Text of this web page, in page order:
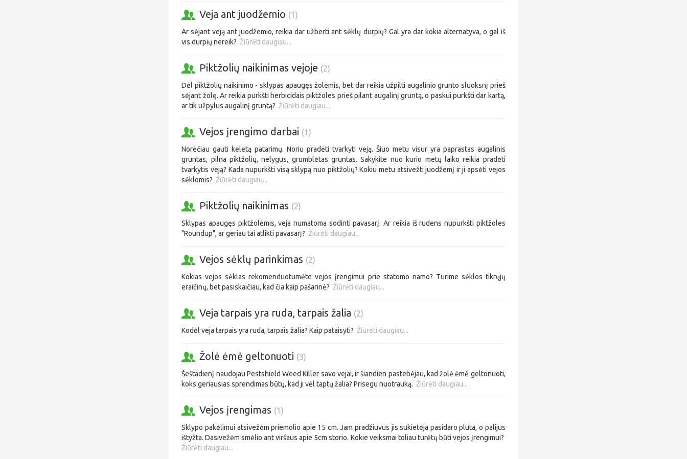
Veja ant juodžemio (1)
Ar sėjant veją ant juodžemio, reikia dar užberti ant sėklų durpių? Gal yra dar kokia alternatyva, o gal iš
vis durpių nereik? Žiūrėti daugiau...
Piktžolių naikinimas vejoje (2)
Dėl piktžolių naikinimo - sklypas apaugęs žolėmis, bet dar reikia užpilti augalinio grunto sluoksnį prieš
sėjant žolę. Ar reikia purkšti herbicidais piktžoles prieš pilant augalinį gruntą, o paskui purkšti dar kartą,
ar tik užpylus augalinį gruntą? Žiūrėti daugiau...
Vejos įrengimo darbai (1)
Norėčiau gauti keletą patarimų. Noriu pradėti tvarkyti veją. Šiuo metu visur yra paprastas augalinis
gruntas, pilna piktžolių, nelygus, grumblėtas gruntas. Sakykite nuo kurio metų laiko reikia pradėti
tvarkytis veją? Kada nupurkšti visą sklypą nuo piktžolių? Kokiu metu atsivežti juodžemį ir ji apsėti vejos
sėklomis? Žiūrėti daugiau...
Piktžolių naikinimas (2)
Sklypas apaugęs piktžolėmis, veja numatoma sodinti pavasarį. Ar reikia iš rudens nupurkšti piktžoles
"Roundup", ar geriau tai atlikti pavasarį? Žiūrėti daugiau...
Vejos sėklų parinkimas (2)
Kokias vejos sėklas rekomenduotumėte vejos įrengimui prie statomo namo? Turime sėklos tikrųjų
eraičinų, bet pasiskaičiau, kad čia kaip pašarinė? Žiūrėti daugiau...
Veja tarpais yra ruda, tarpais žalia (2)
Kodėl veja tarpais yra ruda, tarpais žalia? Kaip pataisyti? Žiūrėti daugiau...
Žolė ėmė geltonuoti (3)
Šeštadienį naudojau Pestshield Weed Killer savo vejai, ir šiandien pastebėjau, kad žolė ėmė geltonuoti,
koks geriausias sprendimas būtų, kad ji vėl taptų žalia? Prisegu nuotrauką. Žiūrėti daugiau...
Vejos įrengimas (1)
Sklypo pakėlimui atsivežėm priemolio apie 15 cm. Jam pradžiuvus jis sukietėja pasidaro pluta, o palijus
ištyžta. Dasivežėm smėlio ant viršaus apie 5cm storio. Kokie veiksmai toliau turėtų būti vejos įrengimui?
Žiūrėti daugiau...